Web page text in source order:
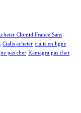
Clomid France Sans
Cialis acheter cialis en ligne
pas cher Kamagra pas cher